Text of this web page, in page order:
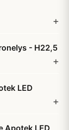
- H22,5
LED
Apotek LED